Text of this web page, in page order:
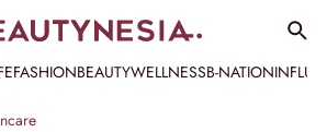
FASHIONBEAUTYWELLNESSB-NATION